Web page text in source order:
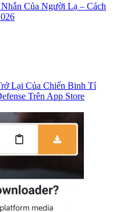
Của Người Lạ – Cách
Lại Của Chiến Binh Tí
Trên App Store